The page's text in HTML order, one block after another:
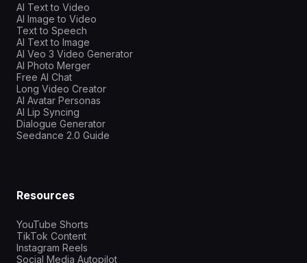
AI Text to Video
AI Image to Video
Text to Speech
AI Text to Image
AI Veo 3 Video Generator
AI Photo Merger
Free AI Chat
Long Video Creator
AI Avatar Personas
AI Lip Syncing
Dialogue Generator
Seedance 2.0 Guide
Resources
YouTube Shorts
TikTok Content
Instagram Reels
Social Media Autopilot